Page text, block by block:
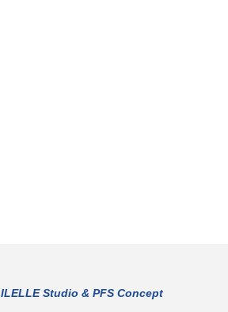
ILELLE Studio & PFS Concept